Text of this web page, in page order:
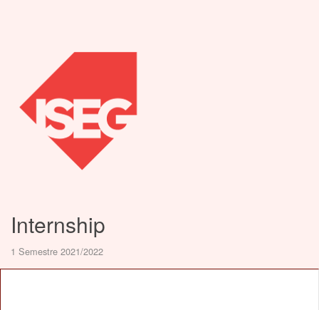
Internship
1 Semestre 2021/2022